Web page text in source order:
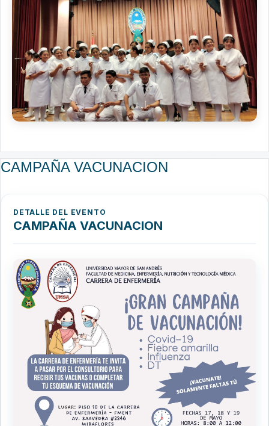
CAMPAÑA VACUNACION
DETALLE DEL EVENTO
CAMPAÑA VACUNACION